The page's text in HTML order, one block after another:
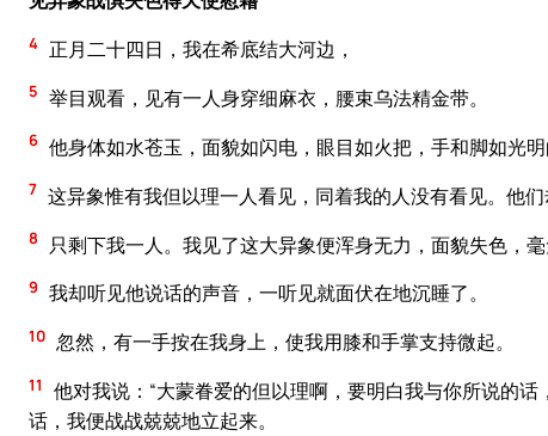
4 正月二十四日，我在希底结大河边，
5 举目观看，见有一人身穿细麻衣，腰束乌法精金带。
6 他身体如水苍玉，面貌如闪电，眼目如火把，手和脚如光
7 这异象惟有我但以理一人看见，同着我的人没有看见。他们
8 只剩下我一人。我见了这大异象便浑身无力，面貌失色，毫
9 我却听见他说话的声音，一听见就面伏在地沉睡了。
10 忽然，有一手按在我身上，使我用膝和手掌支持微起。
11
他对我说：“大蒙眷爱的但以理啊，要明白我与你所说的
话，我便战战兢兢地立起来。